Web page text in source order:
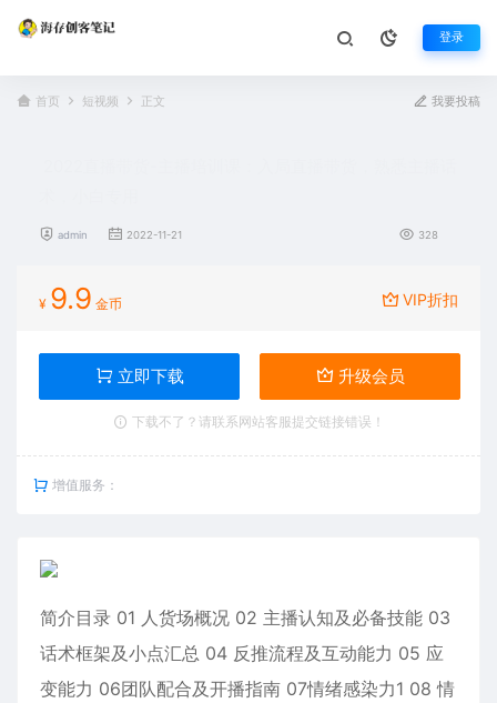
登录
首页 短视频 正文 我要投稿
admin 2022-11-21 328
¥ 9.9 金币 VIP折扣
立即下载 升级会员
下载不了？请联系网站客服提交链接错误！
增值服务：
简介目录 01 人货场概况 02 主播认知及必备技能 03
话术框架及小点汇总 04 反推流程及互动能力 05 应
变能力 06团队配合及开播指南 07情绪感染力1 08 情